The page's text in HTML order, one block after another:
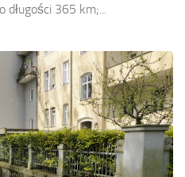
długości 365 km;...